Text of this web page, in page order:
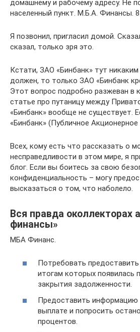
домашнему и рабочему адресу. Не
населенный пункт. М.Б.А. Финансы.
Я позвонил, пригласил домой.
сказал, только зря это.
Кстати, ЗАО «Бинбанк» тут
должен, то только ЗАО «Бинбанк
Этот вопрос подробно разжеван в
статье про путаницу между
«Бинбанк» вообще не существует.
«Бинбанк» (Публичное
Всех, кому есть что рассказать о
несправедливости в этом мире, я
блог. Если вы боитесь за свою
конфиденциальность – могу
высказаться о том, что наболело.
Вся правда околлекторах
финансы»
МБА Финанс.
Потребовать
итогам которых появилась
закрытия задолженности.
Предоставить информацию
выплате и попросить
процентов.